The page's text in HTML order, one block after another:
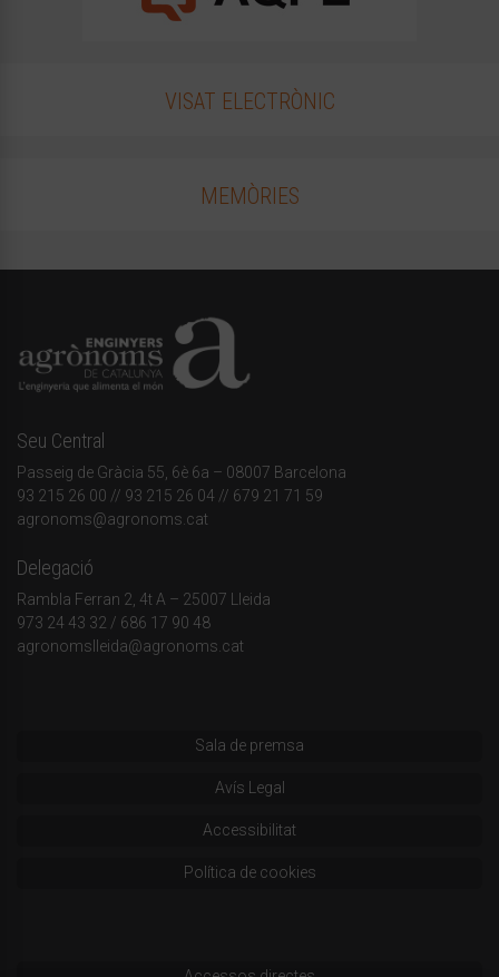
VISAT ELECTRÒNIC
MEMÒRIES
Seu Central
Passeig de Gràcia 55, 6è 6a – 08007 Barcelona
93 215 26 00 // 93 215 26 04 // 679 21 71 59
agronoms@agronoms.cat
Delegació
Rambla Ferran 2, 4t A – 25007 Lleida
973 24 43 32 / 686 17 90 48
agronomslleida@agronoms.cat
Sala de premsa
Avís Legal
Accessibilitat
Política de cookies